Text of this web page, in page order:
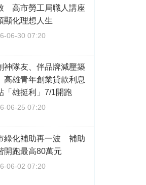
高市勞工局職人講座
顯化理想人生
06-30 07:20
神隊友、伴品牌減壓築
雄青年創業貸款利息
「雄挺利」7/1開跑
06-25 07:20
綠化補助再一波 補助
開跑最高80萬元
06-02 07:20